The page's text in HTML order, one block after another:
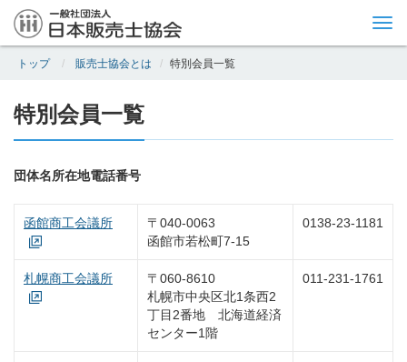
トップ 販売士協会とは 特別会員一覧
特別会員一覧
団体名所在地電話番号
函館商工会議所
〒040-0063
函館市若松町7-15
0138-23-1181
札幌商工会議所
〒060-8610
札幌市中央区北1条西2
丁目2番地 北海道経済
センター1階
011-231-1761